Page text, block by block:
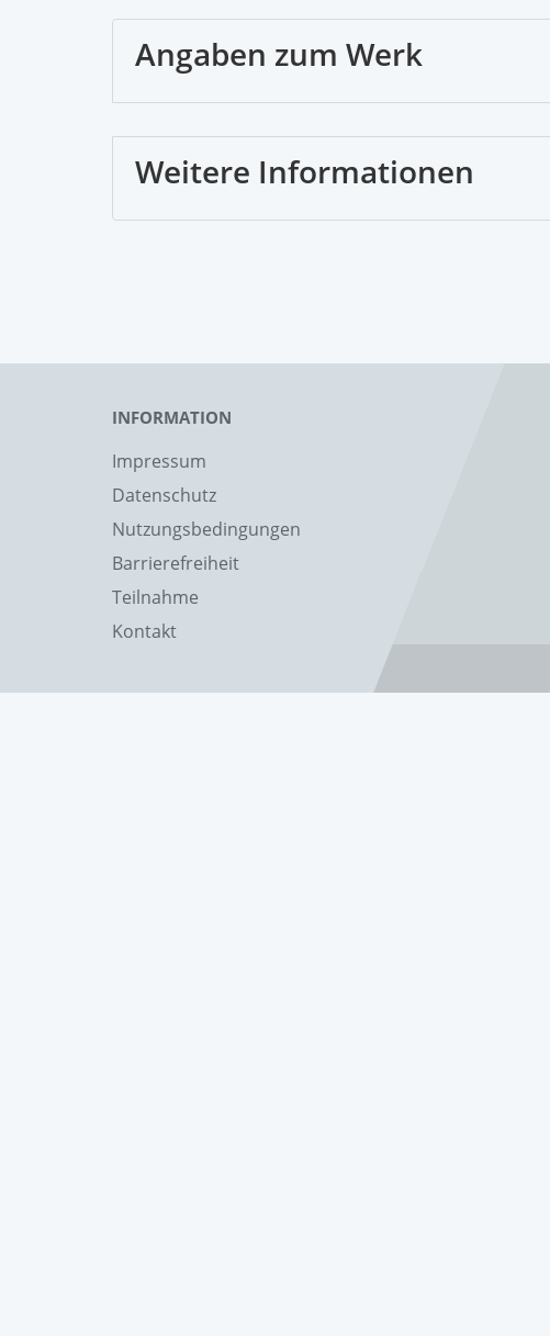
Angaben zum Werk
Weitere Informationen
INFORMATION
Impressum
Datenschutz
Nutzungsbedingungen
Barrierefreiheit
Teilnahme
Kontakt